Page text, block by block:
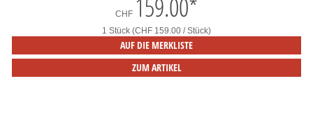
CHF 159.00*
1 Stück (CHF 159.00 / Stück)
AUF DIE MERKLISTE
ZUM ARTIKEL